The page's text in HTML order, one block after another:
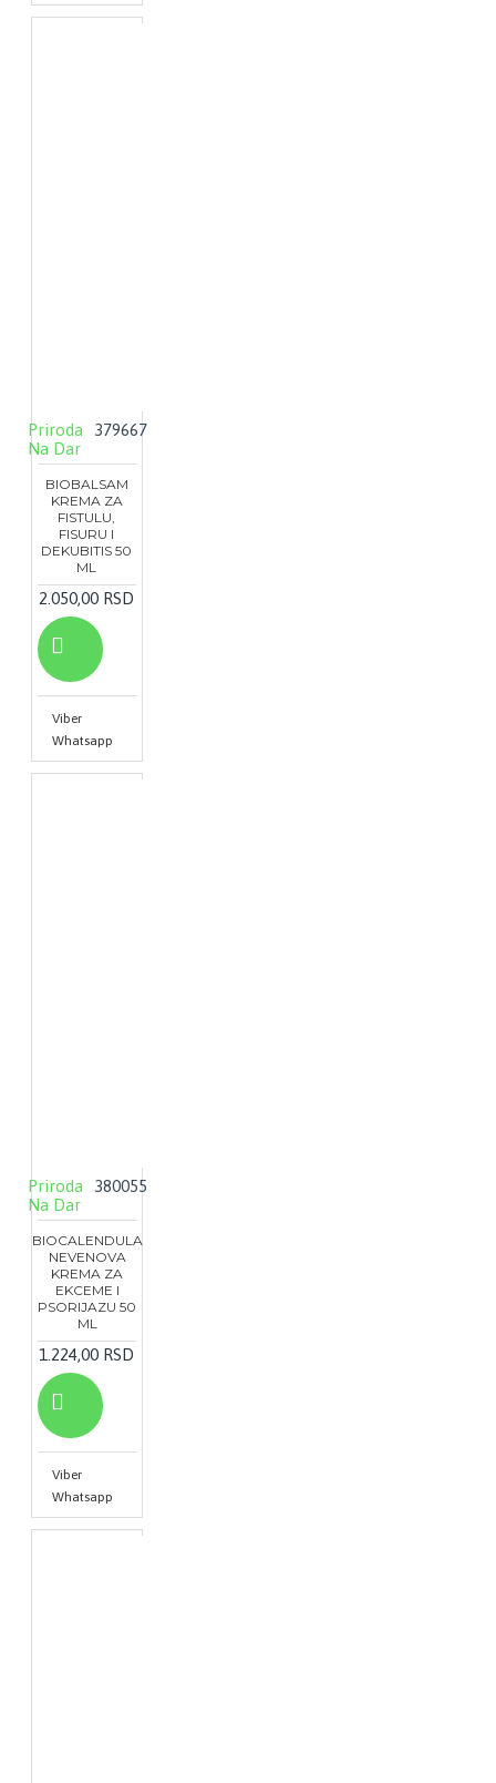
Priroda
Na Dar
379667
BIOBALSAM
KREMA ZA
FISTULU,
FISURU I
DEKUBITIS 50
ML
2.050,00 RSD
Viber
Whatsapp
Priroda
Na Dar
380055
BIOCALENDULA
NEVENOVA
KREMA ZA
EKCEME I
PSORIJAZU 50
ML
1.224,00 RSD
Viber
Whatsapp